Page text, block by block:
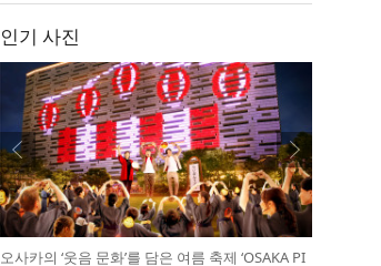
인기 사진
오사카의 ‘웃음 문화’를 담은 여름 축제 ‘OSAKA PI